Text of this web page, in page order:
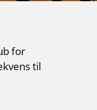
for
til